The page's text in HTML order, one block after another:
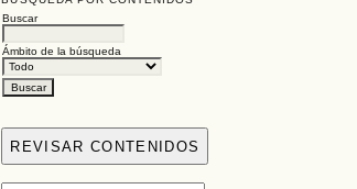
Buscar
Ámbito de la búsqueda
REVISAR CONTENIDOS